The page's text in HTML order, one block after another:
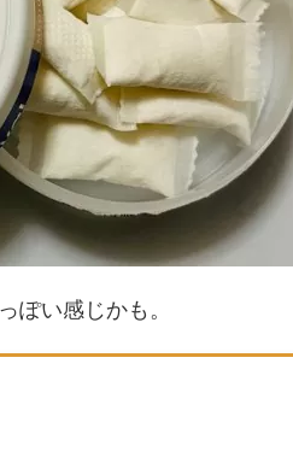
ぽい感じかも。